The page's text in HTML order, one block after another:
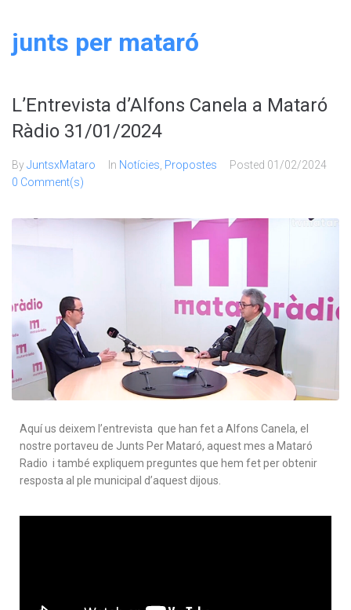
junts per mataró
L’Entrevista d’Alfons Canela a Mataró
Ràdio 31/01/2024
ByJuntsxMataro In Notícies Propostes Posted 01/02/2024
0 Comment(s)
Aquí us deixem l’entrevista que han fet a Alfons Canela, el
nostre portaveu de Junts Per Mataró, aquest mes a Mataró
Radio i també expliquem preguntes que hem fet per obtenir
resposta al ple municipal d’aquest dijous.